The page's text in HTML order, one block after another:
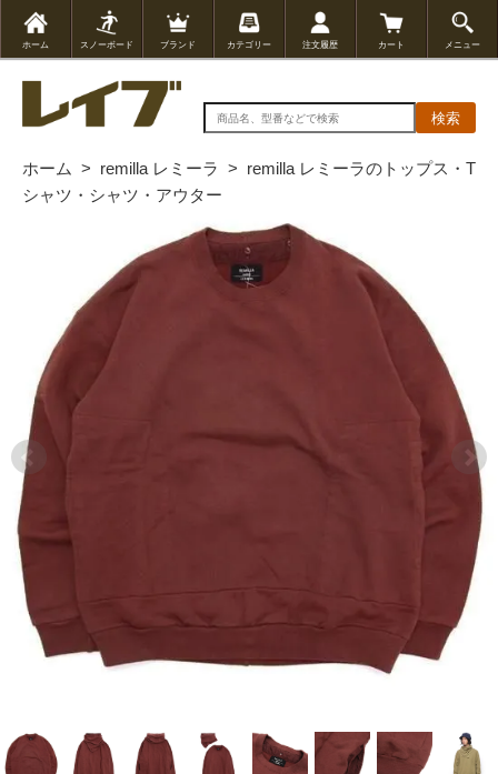
ホーム スノーボード ブランド カテゴリー 注文履歴 カート メニュー
検索
ホーム > remilla レミーラ > remilla レミーラのトップス・T
シャツ・シャツ・アウター